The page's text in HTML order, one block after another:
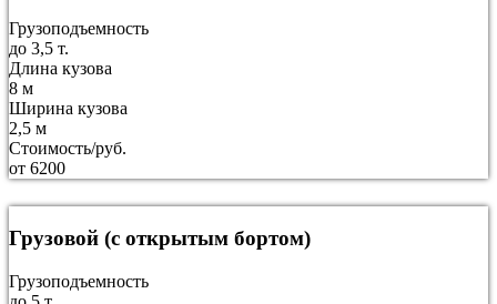
Грузоподъемность
до 3,5 т.
Длина кузова
8 м
Ширина кузова
2,5 м
Стоимость/руб.
от 6200
Грузовой (с открытым бортом)
Грузоподъемность